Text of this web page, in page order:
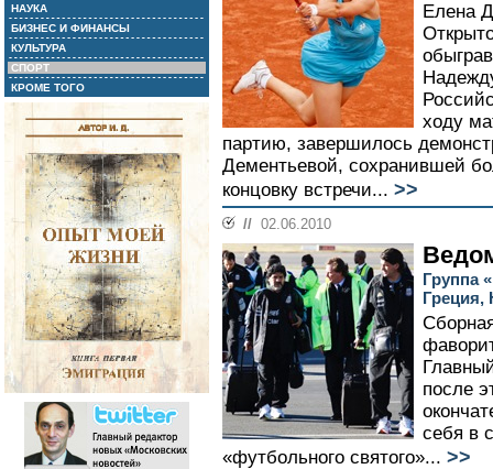
НАУКА
БИЗНЕС И ФИНАНСЫ
КУЛЬТУРА
СПОРТ
КРОМЕ ТОГО
Елена
ходу
партию, завершилось
Дементьевой, сохранившей
концовку встречи... >>
// 02.06.2010
Группа
Греция,
после
себя в
«футбольного святого»... >>